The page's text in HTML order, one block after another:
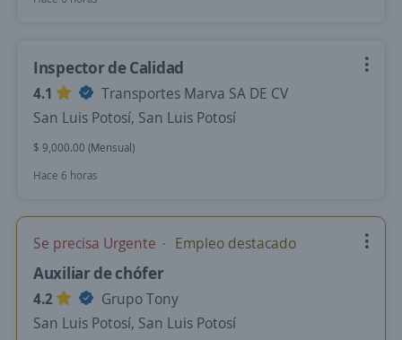
Inspector de Calidad
4.1
Transportes Marva SA DE CV
San Luis Potosí, San Luis Potosí
$ 9,000.00 (Mensual)
Hace 6 horas
Se precisa Urgente Empleo destacado
Auxiliar de chófer
4.2
Grupo Tony
San Luis Potosí, San Luis Potosí